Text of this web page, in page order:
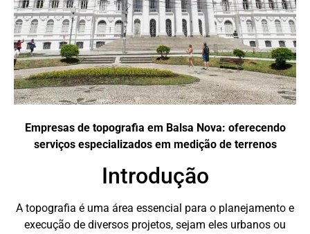
Empresas de topografia em Balsa Nova: oferecendo
serviços especializados em medição de terrenos
Introdução
A topografia é uma área essencial para o planejamento e
execução de diversos projetos, sejam eles urbanos ou